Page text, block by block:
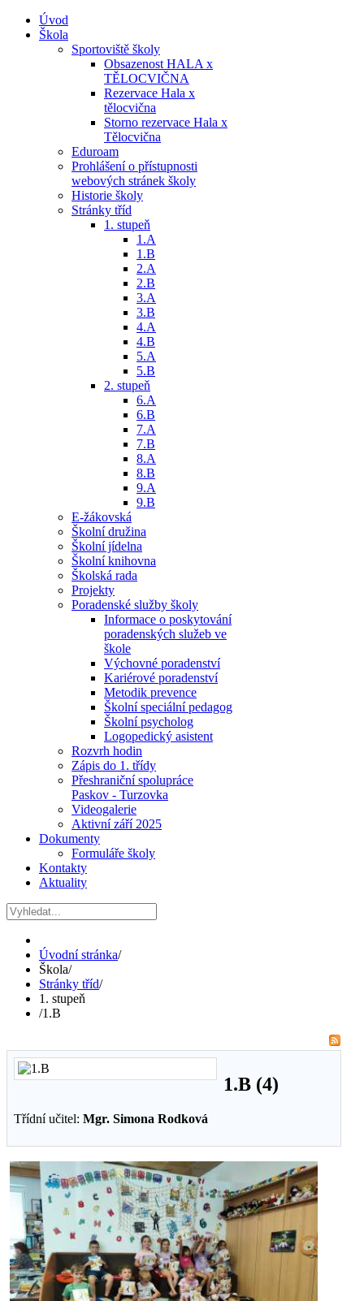
Úvod
Škola
Sportoviště školy
Obsazenost HALA x
TĚLOCVIČNA
Rezervace Hala x
tělocvična
Storno rezervace Hala x
Tělocvična
Eduroam
Prohlášení o přístupnosti
webových stránek školy
Historie školy
Stránky tříd
1. stupeň
1.A
1.B
2.A
2.B
3.A
3.B
4.A
4.B
5.A
5.B
2. stupeň
6.A
6.B
7.A
7.B
8.A
8.B
9.A
9.B
E-žákovská
Školní družina
Školní jídelna
Školní knihovna
Školská rada
Projekty
Poradenské služby školy
Informace o poskytování
poradenských služeb ve
škole
Výchovné poradenství
Kariérové poradenství
Metodik prevence
Školní speciální pedagog
Školní psycholog
Logopedický asistent
Rozvrh hodin
Zápis do 1. třídy
Přeshraniční spolupráce
Paskov - Turzovka
Videogalerie
Aktivní září 2025
Dokumenty
Formuláře školy
Kontakty
Aktuality
Úvodní stránka/
Škola/
Stránky tříd/
1. stupeň
/1.B
1.B (4)
Třídní učitel: Mgr. Simona Rodková